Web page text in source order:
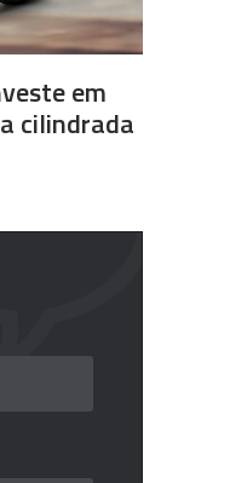
em
cilindrada